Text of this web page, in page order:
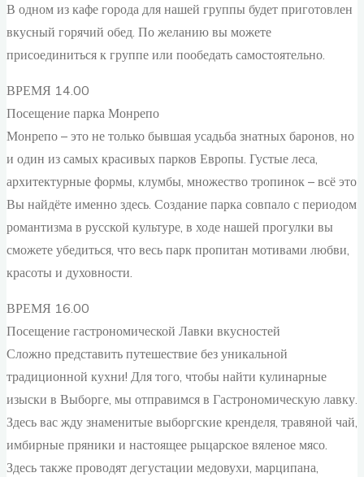
В одном из кафе города для нашей группы будет приготовлен
вкусный горячий обед. По желанию вы можете
присоединиться к группе или пообедать самостоятельно.
ВРЕМЯ 14.00
Посещение парка Монрепо
Монрепо – это не только бывшая усадьба знатных баронов, но
и один из самых красивых парков Европы. Густые леса,
архитектурные формы, клумбы, множество тропинок – всё это
Вы найдёте именно здесь. Создание парка совпало с периодом
романтизма в русской культуре, в ходе нашей прогулки вы
сможете убедиться, что весь парк пропитан мотивами любви,
красоты и духовности.
ВРЕМЯ 16.00
Посещение гастрономической Лавки вкусностей
Сложно представить путешествие без уникальной
традиционной кухни! Для того, чтобы найти кулинарные
изыски в Выборге, мы отправимся в Гастрономическую лавку.
Здесь вас жду знаменитые выборгские кренделя, травяной чай,
имбирные пряники и настоящее рыцарское вяленое мясо.
Здесь также проводят дегустации медовухи, марципана,